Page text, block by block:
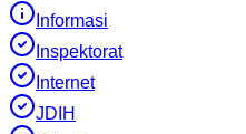
Informasi
Inspektorat
Internet
JDIH